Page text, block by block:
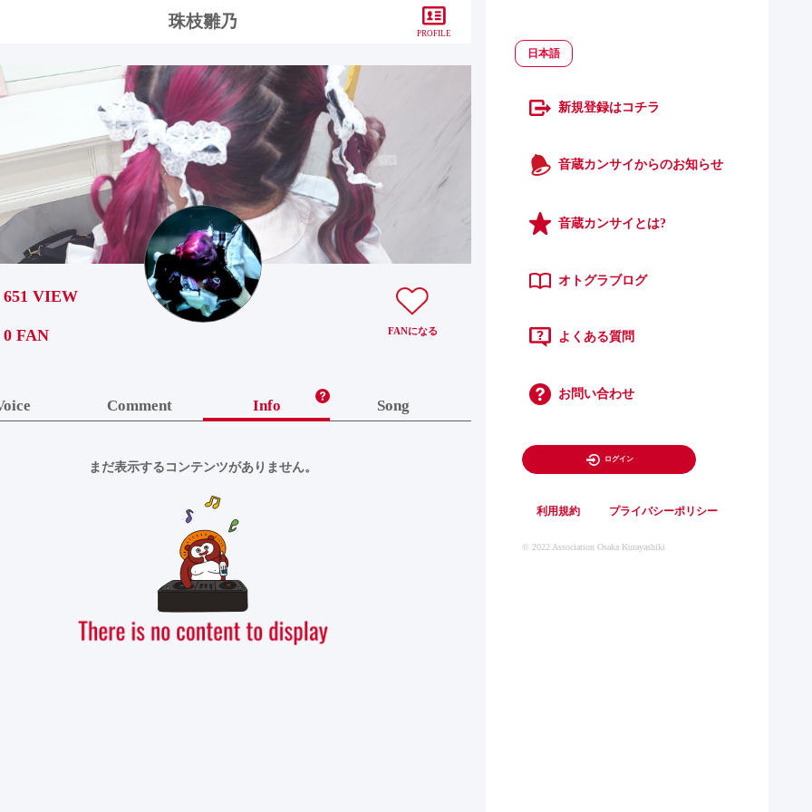
珠枝雛乃
PROFILE
651 VIEW
0 FAN FANになる
Comment Info Song
まだ表示するコンテンツがありません。
日本語
新規登録はコチラ
音蔵カンサイからのお知らせ
音蔵カンサイとは?
オトグラブログ
よくある質問
お問い合わせ
ログイン
利用規約 プライバシーポリシー
© 2022 Association Osaka Kurayashiki